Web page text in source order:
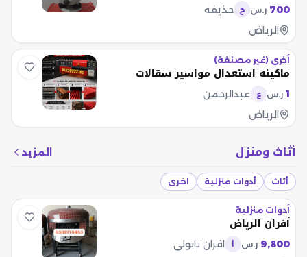
700 ر.س ح
حذيفه
الرياض
أخرى (غير مصنفة)
ماكينه استعدال مواسير سقالات
1 ر.س ع
عبدالرحمن
الرياض
أثاث ومنزل المزيد
أثاث أدوات منزلية اخرى
أدوات منزلية
أفران الرياض
9,800 ر.س
افران نابولي